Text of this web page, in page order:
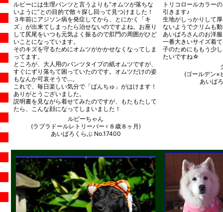
ルビーには生理パンツと言うよりも“オムツが落ちな
いように”との目的で散々探し回って見つけました！
３年前にアジソン病を発症してから、とにかく「キ
ズ」が出来てしまったら治せないのですよね。お座り
して尻尾をいつも元気よく振るので肛門の周囲がひど
いことになっています。
そのキズを守るためにオムツがかかせなくなってしま
ってます。
ところが、大人用のパンツタイプの紙オムツですが、
すぐにずり落ちて困っていたのです。オムツだけの姿
もなんか可哀そうで…。
これで、毎日楽しい気分で「ぱんちゅ」がはけます！
ありがとうございました。
説明書を見ながら着せてみたのですが、もたもたして
たら、こんな顔になってしまいました！
ルビーちゃん
(ラブラドールレトリーバー♀８歳８ヶ月)
あいばろくらぶ No.17400
トリコロールカラー
引きます♪
生地がしっかりして
ないようでクリムも
あいばろさんのお洋
一番大きいサイズ着
子のためにももう少
たいですね☆
(ゴールデン×
あいば